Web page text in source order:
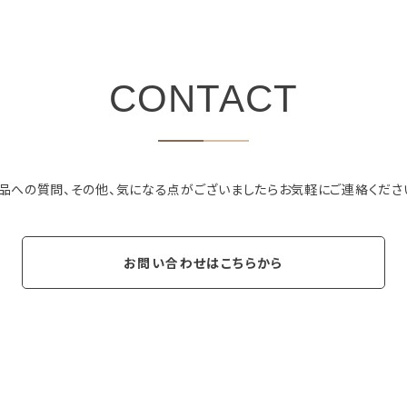
CONTACT
への質問、その他、気になる点がございましたらお気軽にご連絡くださ
お問い合わせはこちらから